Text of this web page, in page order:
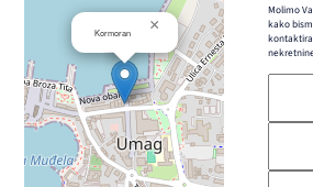
Kormoran ×
Molimo
kako